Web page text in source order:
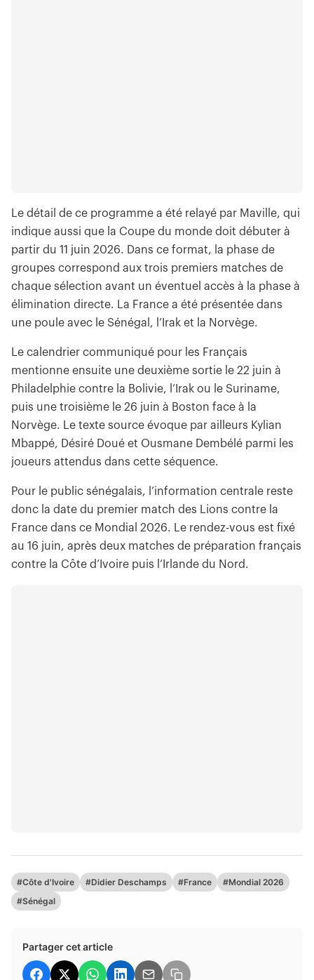
Le détail de ce programme a été relayé par Maville, qui
indique aussi que la Coupe du monde doit débuter à
partir du 11 juin 2026. Dans ce format, la phase de
groupes correspond aux trois premiers matches de
chaque sélection avant un éventuel accès à la phase à
élimination directe. La France a été présentée dans
une poule avec le Sénégal, l’Irak et la Norvège.
Le calendrier communiqué pour les Français
mentionne ensuite une deuxième sortie le 22 juin à
Philadelphie contre la Bolivie, l’Irak ou le Suriname,
puis une troisième le 26 juin à Boston face à la
Norvège. Le texte source évoque par ailleurs Kylian
Mbappé, Désiré Doué et Ousmane Dembélé parmi les
joueurs attendus dans cette séquence.
Pour le public sénégalais, l’information centrale reste
donc la date du premier match des Lions contre la
France dans ce Mondial 2026. Le rendez-vous est fixé
au 16 juin, après deux matches de préparation français
contre la Côte d’Ivoire puis l’Irlande du Nord.
#Côte d'Ivoire #Didier Deschamps #France
#Mondial 2026
#Sénégal
Partager cet article